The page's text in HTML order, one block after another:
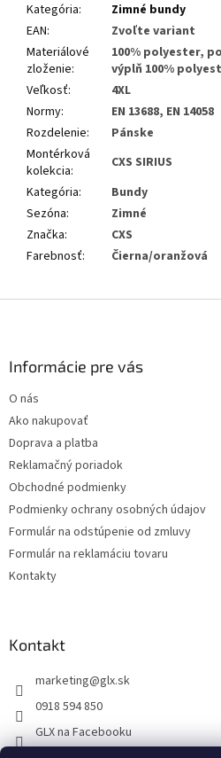
Kategória:
Zimné bundy
EAN:
Zvoľte variant
Materiálové
zloženie:
100% polyester,
výplň 100%
Veľkosť:
4XL
Normy:
EN 13688, EN 14058
Rozdelenie:
Pánske
Montérková
kolekcia:
CXS SIRIUS
Kategória:
Bundy
Sezóna:
Zimné
Značka:
CXS
Farebnosť: Čierna/oranžová
Informácie pre vás
O nás
Ako nakupovať
Doprava a platba
Reklamačný poriadok
Obchodné podmienky
Podmienky ochrany osobných údajov
Formulár na odstúpenie od zmluvy
Formulár na reklamáciu tovaru
Kontakty
Kontakt
marketing@glx.sk
0918 594 850
GLX na Facebooku